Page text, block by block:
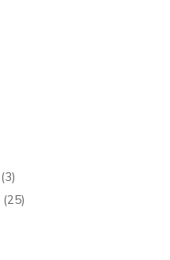
(3)
(25)